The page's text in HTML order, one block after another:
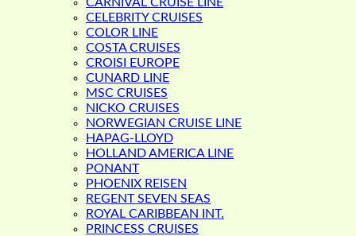
CELEBRITY CRUISES
COLOR LINE
COSTA CRUISES
CROISI EUROPE
CUNARD LINE
MSC CRUISES
NICKO CRUISES
NORWEGIAN CRUISE LINE
HAPAG-LLOYD
HOLLAND AMERICA LINE
PONANT
PHOENIX REISEN
REGENT SEVEN SEAS
ROYAL CARIBBEAN INT.
PRINCESS CRUISES